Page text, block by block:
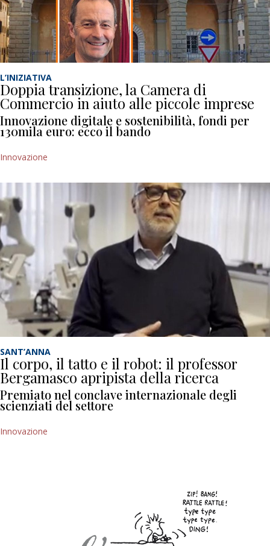
L’INIZIATIVA
Doppia transizione, la Camera di
Commercio in aiuto alle piccole imprese
Innovazione digitale e sostenibilità, fondi per
130mila euro: ecco il bando
Innovazione
SANT’ANNA
Il corpo, il tatto e il robot: il professor
Bergamasco apripista della ricerca
Premiato nel conclave internazionale degli
scienziati del settore
Innovazione